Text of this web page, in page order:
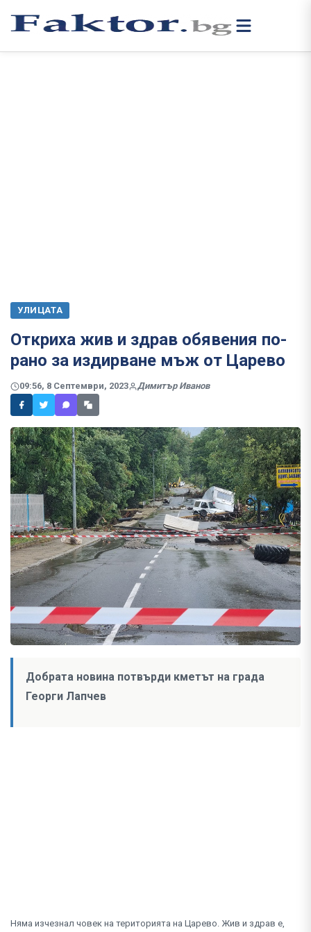
УЛИЦАТА
Откриха жив и здрав обявения по-
рано за издирване мъж от Царево
09:56, 8 Септември, 2023 Димитър Иванов
Добрата новина потвърди кметът на града
Георги Лапчев
Няма изчезнал човек на територията на Царево. Жив и здрав е,